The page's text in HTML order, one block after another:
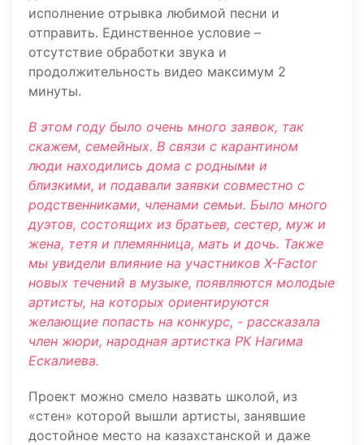
исполнение отрывка любимой песни и
отправить. Единственное условие –
отсутствие обработки звука и
продолжительность видео максимум 2
минуты.
В этом году было очень много заявок, так
скажем, семейных. В связи с карантином
люди находились дома с родными и
близкими, и подавали заявки совместно с
родственниками, членами семьи. Было много
дуэтов, состоящих из братьев, сестер, муж и
жена, тетя и племянница, мать и дочь. Также
мы увидели влияние на участников X-Factor
новых течений в музыке, появляются молодые
артисты, на которых ориентируются
желающие попасть на конкурс, - рассказала
член жюри, народная артистка РК Нагима
Ескалиева.
Проект можно смело назвать школой, из
«стен» которой вышли артисты, занявшие
достойное место на казахстанской и даже